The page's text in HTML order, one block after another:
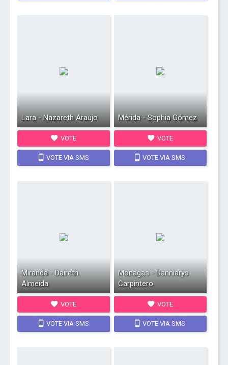
Lara - Nazareth Araujo
VOTE
VOTE VIA SMS
Mérida - Sophia Gómez
VOTE
VOTE VIA SMS
Miranda - Daireth
Almeida
VOTE
VOTE VIA SMS
Monagas - Danniarys
Carpintero
VOTE
VOTE VIA SMS